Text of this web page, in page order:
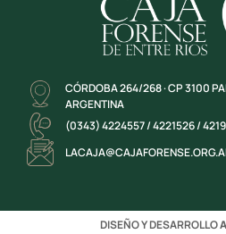
CÓRDOBA 264/268 · CP 3100
ARGENTINA
(0343) 4224557 / 4221526 /
DISEÑO Y DESARROLLO